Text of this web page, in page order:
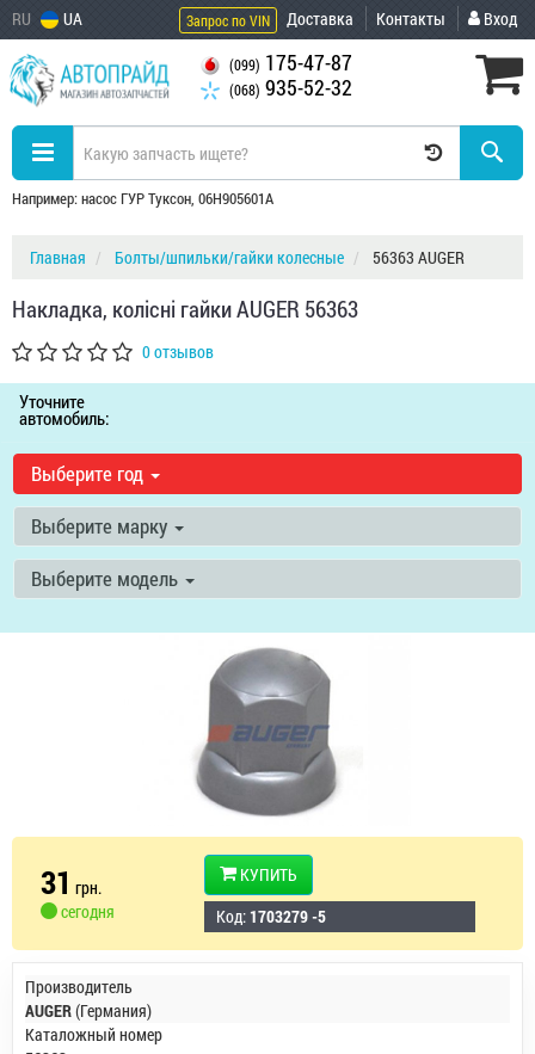
RU UA Запрос по VIN Доставка Контакты Вход
(099) 175-47-87
(068) 935-52-32
Например: насос ГУР Туксон, 06H905601A
Главная Болты/шпильки/гайки колесные 56363 AUGER
Накладка, колісні гайки AUGER 56363
0 отзывов
Уточните
автомобиль:
Выберите год
Выберите марку
Выберите модель
31 грн.
сегодня
КУПИТЬ
Код: 1703279 -5
Производитель
AUGER(Германия)
Каталожный номер